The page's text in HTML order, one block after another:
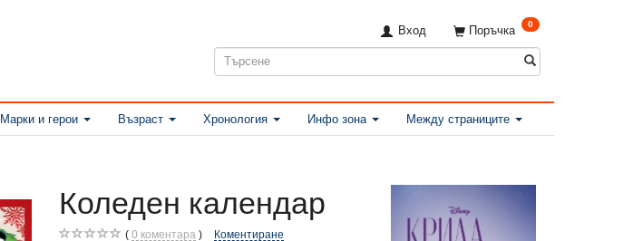
Поръчка 0
Вход
Марки и герои Възраст Хронология Инфо зона Между страниците
Коледен календар
0 коментара Коментиране